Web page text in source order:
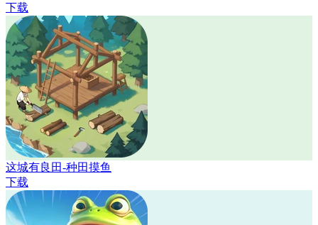
下载
这城有良田-种田摸鱼
下载